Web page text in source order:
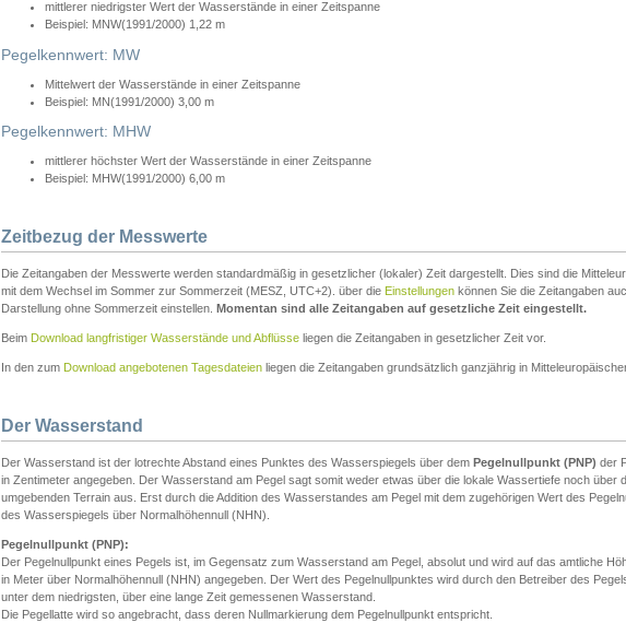
mittlerer niedrigster Wert der Wasserstände in einer Zeitspanne
Beispiel: MNW(1991/2000) 1,22 m
Pegelkennwert: MW
Mittelwert der Wasserstände in einer Zeitspanne
Beispiel: MN(1991/2000) 3,00 m
Pegelkennwert: MHW
mittlerer höchster Wert der Wasserstände in einer Zeitspanne
Beispiel: MHW(1991/2000) 6,00 m
Zeitbezug der Messwerte
Die Zeitangaben der Messwerte werden standardmäßig in gesetzlicher (lokaler) Zeit dargestellt. Dies sind die
mit dem Wechsel im Sommer zur Sommerzeit (MESZ, UTC+2). über die Einstellungen können Sie die Zeitangaben
Darstellung ohne Sommerzeit einstellen. Momentan sind alle Zeitangaben auf gesetzliche Zeit eingestellt.
Beim Download langfristiger Wasserstände und Abflüsse liegen die Zeitangaben in gesetzlicher Zeit vor.
In den zum Download angebotenen Tagesdateien liegen die Zeitangaben grundsätzlich ganzjährig in
Der Wasserstand
Der Wasserstand ist der lotrechte Abstand eines Punktes des Wasserspiegels über dem Pegelnullpunkt (PNP) der
in Zentimeter angegeben. Der Wasserstand am Pegel sagt somit weder etwas über die lokale Wassertiefe noch über
umgebenden Terrain aus. Erst durch die Addition des Wasserstandes am Pegel mit dem zugehörigen Wert des
des Wasserspiegels über Normalhöhennull (NHN).
Pegelnullpunkt (PNP):
Der Pegelnullpunkt eines Pegels ist, im Gegensatz zum Wasserstand am Pegel, absolut und wird auf das amtliche
in Meter über Normalhöhennull (NHN) angegeben. Der Wert des Pegelnullpunktes wird durch den Betreiber des
unter dem niedrigsten, über eine lange Zeit gemessenen Wasserstand.
Die Pegellatte wird so angebracht, dass deren Nullmarkierung dem Pegelnullpunkt entspricht.